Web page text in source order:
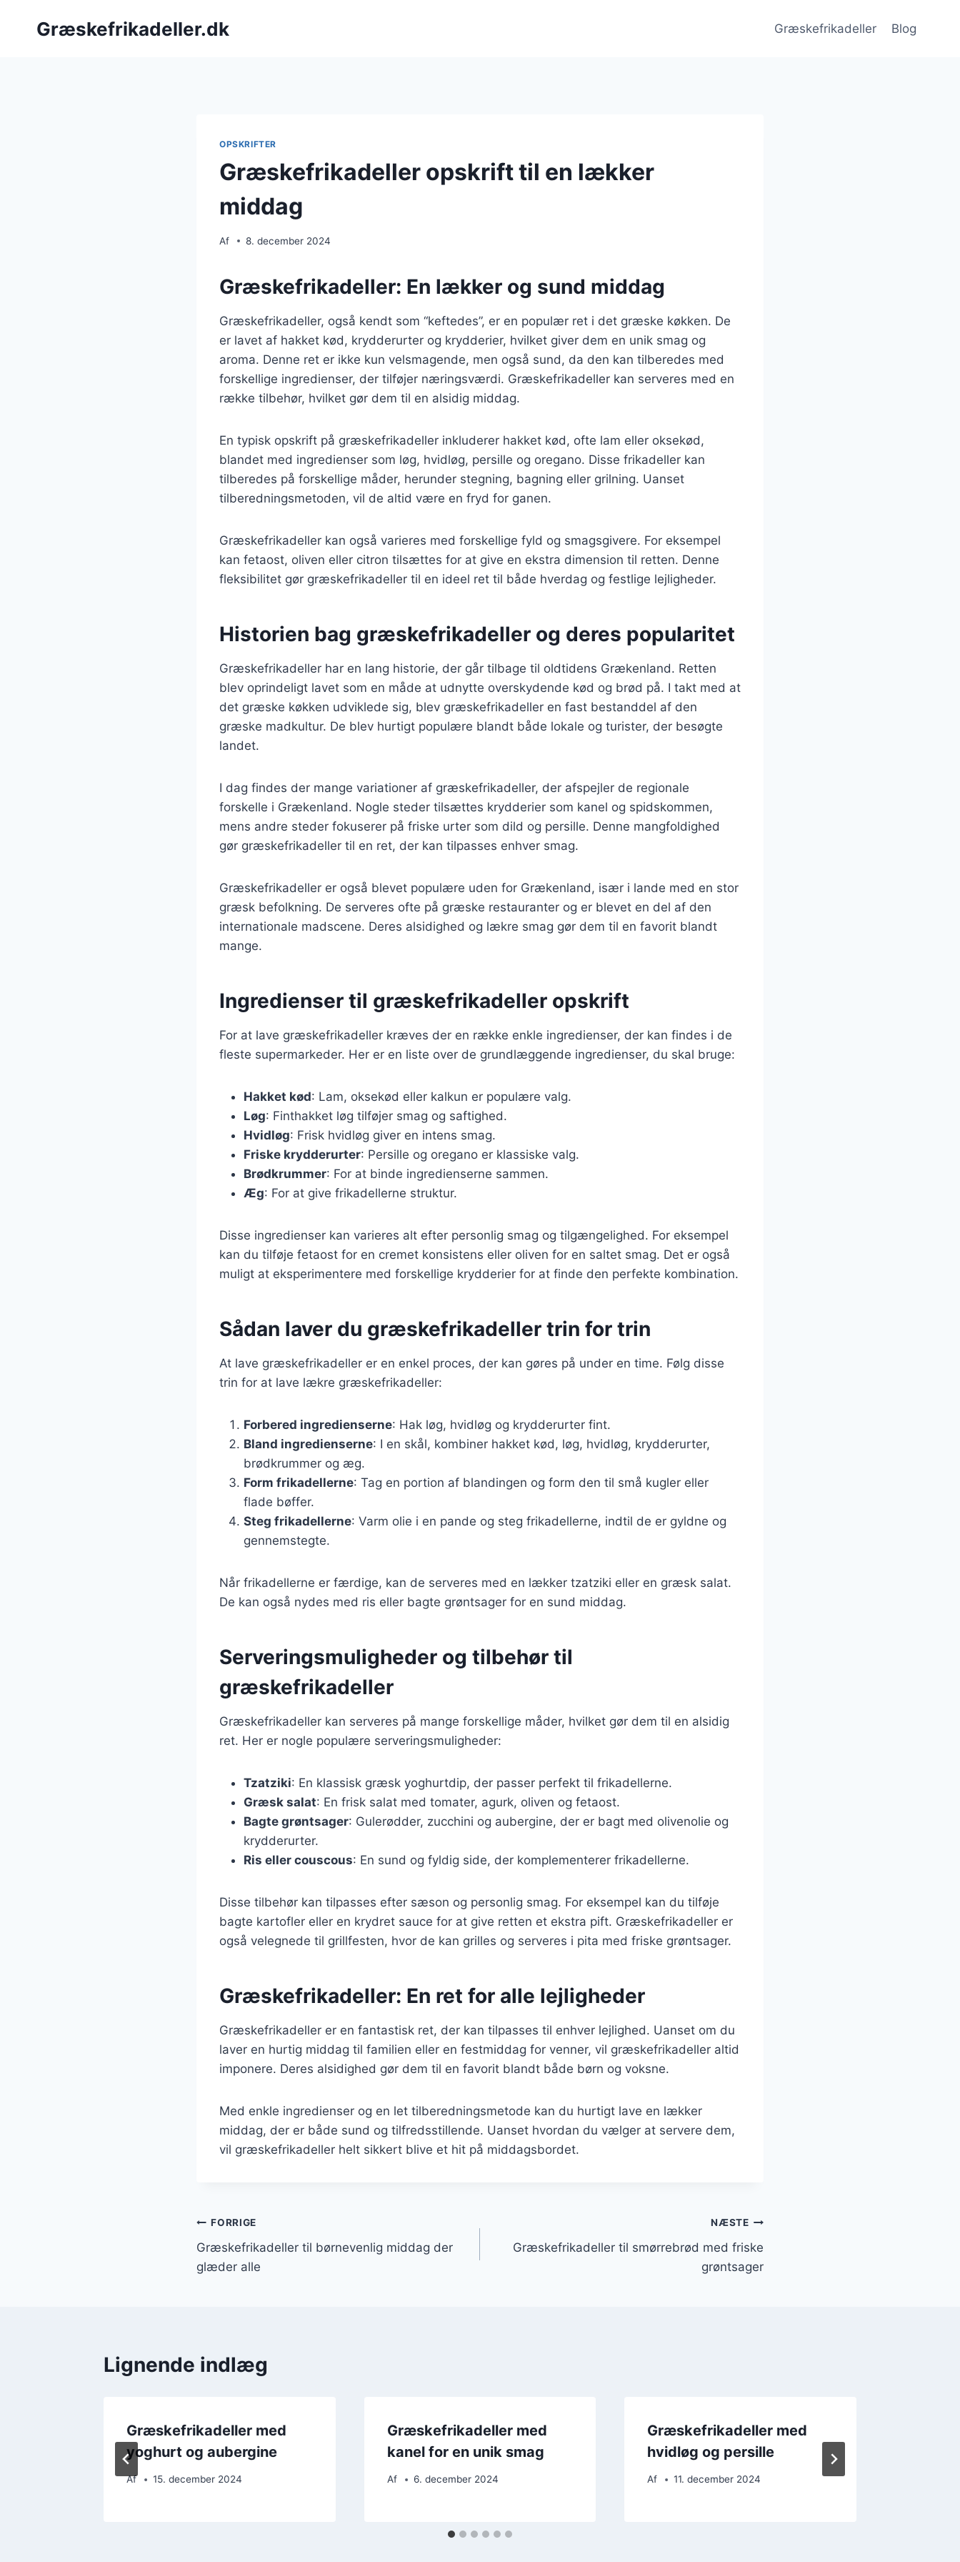
Græskefrikadeller.dk Græskefrikadeller Blog
OPSKRIFTER
Græskefrikadeller opskrift til en lækker
middag
Af 8. december 2024
Græskefrikadeller: En lækker og sund middag
Græskefrikadeller, også kendt som “keftedes”, er en populær ret i det græske køkken. De
er lavet af hakket kød, krydderurter og krydderier, hvilket giver dem en unik smag og
aroma. Denne ret er ikke kun velsmagende, men også sund, da den kan tilberedes med
forskellige ingredienser, der tilføjer næringsværdi. Græskefrikadeller kan serveres med en
række tilbehør, hvilket gør dem til en alsidig middag.
En typisk opskrift på græskefrikadeller inkluderer hakket kød, ofte lam eller oksekød,
blandet med ingredienser som løg, hvidløg, persille og oregano. Disse frikadeller kan
tilberedes på forskellige måder, herunder stegning, bagning eller grilning. Uanset
tilberedningsmetoden, vil de altid være en fryd for ganen.
Græskefrikadeller kan også varieres med forskellige fyld og smagsgivere. For eksempel
kan fetaost, oliven eller citron tilsættes for at give en ekstra dimension til retten. Denne
fleksibilitet gør græskefrikadeller til en ideel ret til både hverdag og festlige lejligheder.
Historien bag græskefrikadeller og deres popularitet
Græskefrikadeller har en lang historie, der går tilbage til oldtidens Grækenland. Retten
blev oprindeligt lavet som en måde at udnytte overskydende kød og brød på. I takt med at
det græske køkken udviklede sig, blev græskefrikadeller en fast bestanddel af den
græske madkultur. De blev hurtigt populære blandt både lokale og turister, der besøgte
landet.
I dag findes der mange variationer af græskefrikadeller, der afspejler de regionale
forskelle i Grækenland. Nogle steder tilsættes krydderier som kanel og spidskommen,
mens andre steder fokuserer på friske urter som dild og persille. Denne mangfoldighed
gør græskefrikadeller til en ret, der kan tilpasses enhver smag.
Græskefrikadeller er også blevet populære uden for Grækenland, især i lande med en stor
græsk befolkning. De serveres ofte på græske restauranter og er blevet en del af den
internationale madscene. Deres alsidighed og lækre smag gør dem til en favorit blandt
mange.
Ingredienser til græskefrikadeller opskrift
For at lave græskefrikadeller kræves der en række enkle ingredienser, der kan findes i de
fleste supermarkeder. Her er en liste over de grundlæggende ingredienser, du skal bruge:
Hakket kød: Lam, oksekød eller kalkun er populære valg.
Løg: Finthakket løg tilføjer smag og saftighed.
Hvidløg: Frisk hvidløg giver en intens smag.
Friske krydderurter: Persille og oregano er klassiske valg.
Brødkrummer: For at binde ingredienserne sammen.
Æg: For at give frikadellerne struktur.
Disse ingredienser kan varieres alt efter personlig smag og tilgængelighed. For eksempel
kan du tilføje fetaost for en cremet konsistens eller oliven for en saltet smag. Det er også
muligt at eksperimentere med forskellige krydderier for at finde den perfekte kombination.
Sådan laver du græskefrikadeller trin for trin
At lave græskefrikadeller er en enkel proces, der kan gøres på under en time. Følg disse
trin for at lave lækre græskefrikadeller:
Forbered ingredienserne: Hak løg, hvidløg og krydderurter fint.
Bland ingredienserne: I en skål, kombiner hakket kød, løg, hvidløg, krydderurter,
brødkrummer og æg.
Form frikadellerne: Tag en portion af blandingen og form den til små kugler eller
flade bøffer.
Steg frikadellerne: Varm olie i en pande og steg frikadellerne, indtil de er gyldne og
gennemstegte.
Når frikadellerne er færdige, kan de serveres med en lækker tzatziki eller en græsk salat.
De kan også nydes med ris eller bagte grøntsager for en sund middag.
Serveringsmuligheder og tilbehør til
græskefrikadeller
Græskefrikadeller kan serveres på mange forskellige måder, hvilket gør dem til en alsidig
ret. Her er nogle populære serveringsmuligheder:
Tzatziki: En klassisk græsk yoghurtdip, der passer perfekt til frikadellerne.
Græsk salat: En frisk salat med tomater, agurk, oliven og fetaost.
Bagte grøntsager: Gulerødder, zucchini og aubergine, der er bagt med olivenolie og
krydderurter.
Ris eller couscous: En sund og fyldig side, der komplementerer frikadellerne.
Disse tilbehør kan tilpasses efter sæson og personlig smag. For eksempel kan du tilføje
bagte kartofler eller en krydret sauce for at give retten et ekstra pift. Græskefrikadeller er
også velegnede til grillfesten, hvor de kan grilles og serveres i pita med friske grøntsager.
Græskefrikadeller: En ret for alle lejligheder
Græskefrikadeller er en fantastisk ret, der kan tilpasses til enhver lejlighed. Uanset om du
laver en hurtig middag til familien eller en festmiddag for venner, vil græskefrikadeller altid
imponere. Deres alsidighed gør dem til en favorit blandt både børn og voksne.
Med enkle ingredienser og en let tilberedningsmetode kan du hurtigt lave en lækker
middag, der er både sund og tilfredsstillende. Uanset hvordan du vælger at servere dem,
vil græskefrikadeller helt sikkert blive et hit på middagsbordet.
Indlægsnavigation
FORRIGE
Græskefrikadeller til børnevenlig middag der
glæder alle
NÆSTE
Græskefrikadeller til smørrebrød med friske
grøntsager
Lignende indlæg
Græskefrikadeller med
yoghurt og aubergine
Af 15. december 2024
Græskefrikadeller med
kanel for en unik smag
Af 6. december 2024
Græskefrikadeller med
hvidløg og persille
Af 11. december 2024